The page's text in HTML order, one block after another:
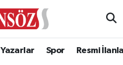
Yazarlar Spor Resmi